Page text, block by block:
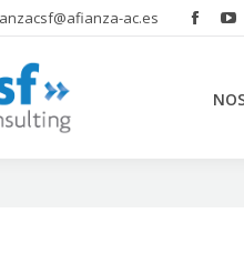
ac.es
opens